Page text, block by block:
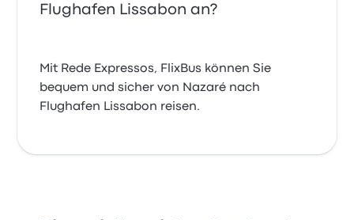
Flughafen Lissabon an?
Mit Rede Expressos, FlixBus können Sie
bequem und sicher von Nazaré nach
Flughafen Lissabon reisen.